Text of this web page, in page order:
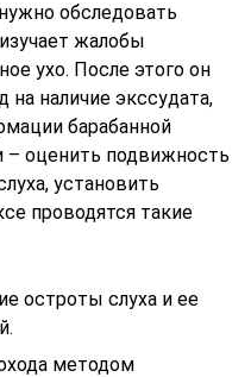
обследовать
жалобы
ухо. После этого он
на наличие экссудата,
барабанной
– оценить подвижность
установить
проводятся такие
остроты слуха и ее
методом